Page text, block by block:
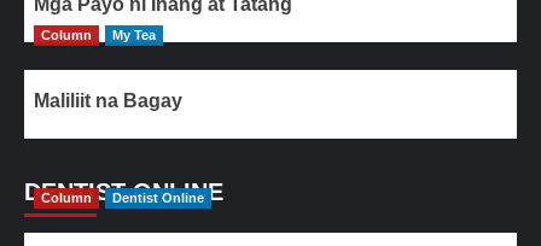
Mga Payo ni Inang at Tatang
Column My Tea
Maliliit na Bagay
DENTIST ONLINE
Column Dentist Online